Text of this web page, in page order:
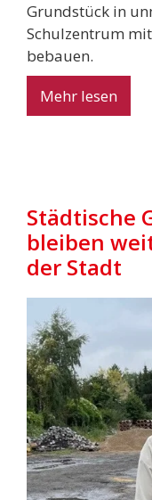
Grundstück in
Schulzentrum
bebauen.
Mehr lesen
Städtische
bleiben
der Stadt